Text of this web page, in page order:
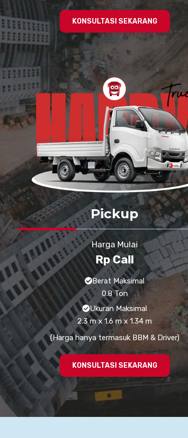
KONSULTASI SEKARANG
Pickup
Harga Mulai
Rp Call
Berat Maksimal
0.8 Ton
Ukuran Maksimal
2.3 m x 1.6 m x 1.34 m
(Harga hanya termasuk BBM & Driver)
KONSULTASI SEKARANG